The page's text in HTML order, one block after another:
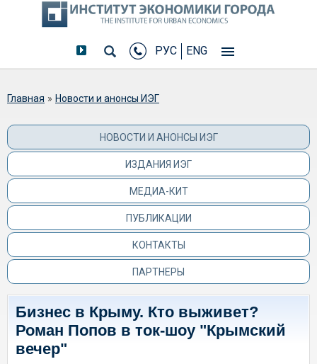
РУС ENG
Вы здесь
Главная » Новости и анонсы ИЭГ
НОВОСТИ И АНОНСЫ ИЭГ
ИЗДАНИЯ ИЭГ
МЕДИА-КИТ
ПУБЛИКАЦИИ
КОНТАКТЫ
ПАРТНЕРЫ
Бизнес в Крыму. Кто выживет?
Роман Попов в ток-шоу "Крымский
вечер"